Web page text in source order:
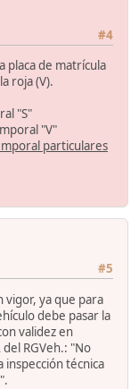
#4
placa de matrícula
roja (V).
"S"
"V"
particulares
#5
vigor, ya que para
debe pasar la
validez en
RGVeh.: "No
inspección técnica